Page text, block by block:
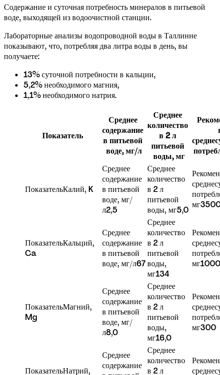
Содержание и суточная потребность минералов в питьевой
воде, выходящей из водоочистной станции.
Лабораторные анализы водопроводной воды в Таллинне
показывают, что, потребляя два литра воды в день, вы
получаете:
13% суточной потребности в кальции,
5,2% необходимого магния,
1,1% необходимого натрия.
Показатель
Среднее
содержание
в питьевой
воде, мг/л
Среднее
количество
в 2 л
питьевой
воды, мг
ПоказательКалий, K
Среднее
содержание
в питьевой
воде, мг/
л2,5
Среднее
количество
в 2 л
питьевой
воды, мг5,0
мг
ПоказательКальций,
Ca
Среднее
содержание
в питьевой
воде, мг/л67
Среднее
количество
в 2 л
питьевой
воды,
мг134
мг1000
ПоказательМагний,
Mg
Среднее
содержание
в питьевой
воде, мг/
л8,0
Среднее
количество
в 2 л
питьевой
воды,
мг16,0
мг300
ПоказательНатрий,
Среднее
содержание
Среднее
количество
в 2 л